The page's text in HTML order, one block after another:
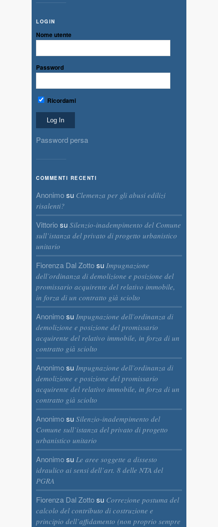
LOGIN
Nome utente
Password
Ricordami
Password persa
COMMENTI RECENTI
Anonimosu Clemenza per gli abusi edilizi
risalenti?
Vittoriosu Silenzio-inadempimento del Comune
sull’istanza del privato di progetto urbanistico
unitario
Fiorenza Dal Zottosu Impugnazione
dell’ordinanza di demolizione e posizione del
promissario acquirente del relativo immobile,
in forza di un contratto già sciolto
Anonimosu Impugnazione dell’ordinanza di
demolizione e posizione del promissario
acquirente del relativo immobile, in forza di un
contratto già sciolto
Anonimosu Impugnazione dell’ordinanza di
demolizione e posizione del promissario
acquirente del relativo immobile, in forza di un
contratto già sciolto
Anonimosu Silenzio-inadempimento del
Comune sull’istanza del privato di progetto
urbanistico unitario
Anonimosu Le aree soggette a dissesto
idraulico ai sensi dell’art. 8 delle NTA del
PGRA
Fiorenza Dal Zottosu Correzione postuma del
calcolo del contributo di costruzione e
principio dell’affidamento (non proprio sempre